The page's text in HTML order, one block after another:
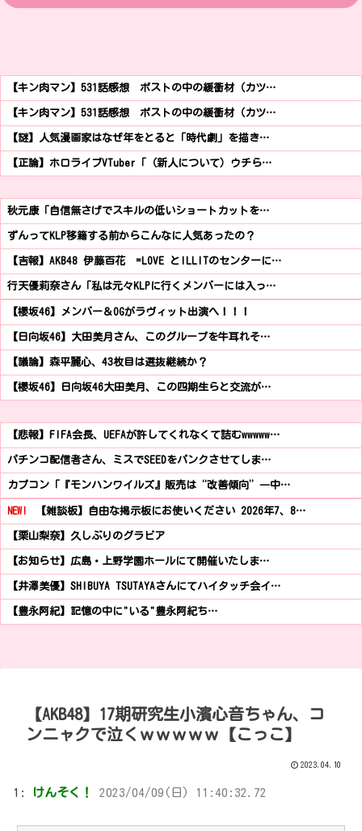
【キン肉マン】531話感想 ポストの中の緩衝材（カツ…
【キン肉マン】531話感想 ポストの中の緩衝材（カツ…
【謎】人気漫画家はなぜ年をとると「時代劇」を描き…
【正論】ホロライブVTuber「（新人について）ウチら…
秋元康「自信無さげでスキルの低いショートカットを…
ずんってKLP移籍する前からこんなに人気あったの？
【吉報】AKB48 伊藤百花 =LOVE とILLITのセンターに…
行天優莉奈さん「私は元々KLPに行くメンバーには入っ…
【櫻坂46】メンバー＆OGがラヴィット出演へ！！！
【日向坂46】大田美月さん、このグループを牛耳れそ…
【議論】森平麗心、43枚目は選抜継続か？
【櫻坂46】日向坂46大田美月、この四期生らと交流が…
【悲報】FIFA会長、UEFAが許してくれなくて詰むwwwww…
パチンコ配信者さん、ミスでSEEDをパンクさせてしま…
カプコン「『モンハンワイルズ』販売は“改善傾向”―中…
NEW! 【雑談板】自由な掲示板にお使いください 2026年7、8…
【栗山梨奈】久しぶりのグラビア
【お知らせ】広島・上野学園ホールにて開催いたしま…
【井澤美優】SHIBUYA TSUTAYAさんにてハイタッチ会イ…
【豊永阿紀】記憶の中に"いる"豊永阿紀ち…
【AKB48】17期研究生小濱心音ちゃん、コ
ンニャクで泣くｗｗｗｗｗ【こっこ】
2023.04.10
1: けんそく！ 2023/04/09(日) 11:40:32.72